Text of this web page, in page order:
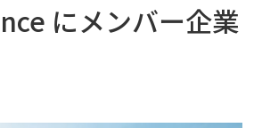
にメンバー企業